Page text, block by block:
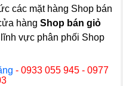
các mặt hàng Shop bán
hàngShop bán giỏ
vực phân phối Shop
- 0933 055 945 - 0977